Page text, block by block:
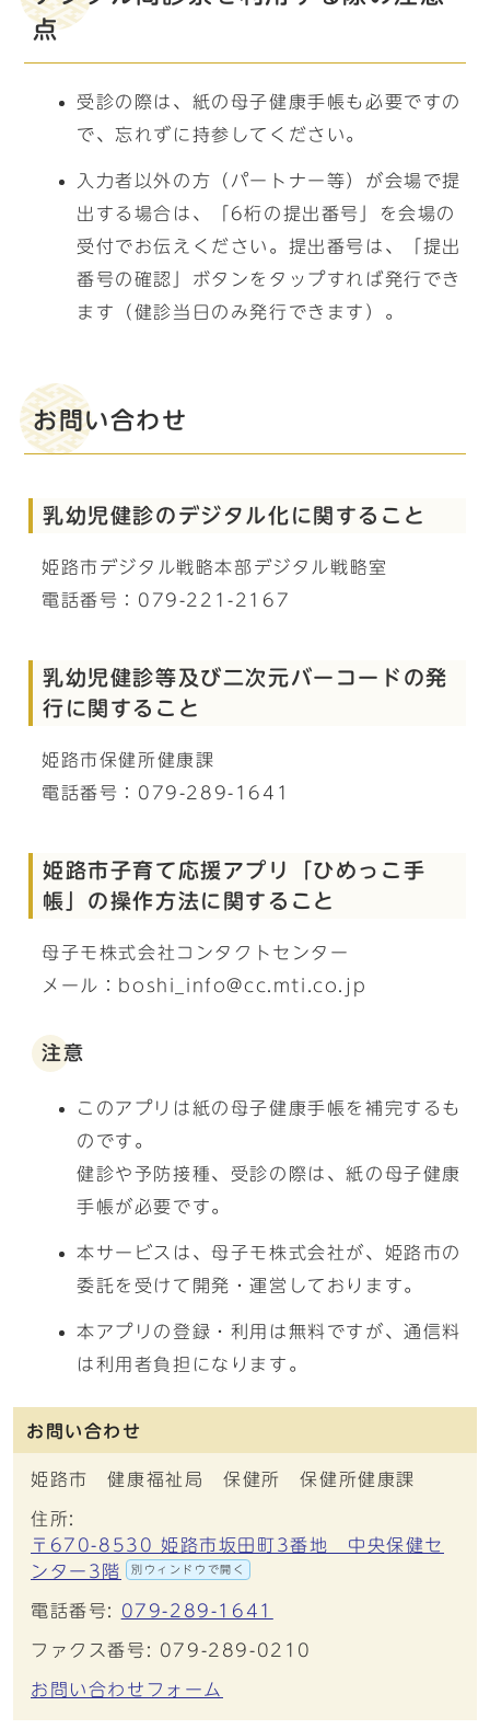
点
受診の際は、紙の母子健康手帳も必要ですの
で、忘れずに持参してください。
入力者以外の方（パートナー等）が会場で提
出する場合は、「6桁の提出番号」を会場の
受付でお伝えください。提出番号は、「提出
番号の確認」ボタンをタップすれば発行でき
ます（健診当日のみ発行できます）。
お問い合わせ
乳幼児健診のデジタル化に関すること
姫路市デジタル戦略本部デジタル戦略室
電話番号：079-221-2167
乳幼児健診等及び二次元バーコードの発
行に関すること
姫路市保健所健康課
電話番号：079-289-1641
姫路市子育て応援アプリ「ひめっこ手
帳」の操作方法に関すること
母子モ株式会社コンタクトセンター
メール：boshi_info@cc.mti.co.jp
注意
このアプリは紙の母子健康手帳を補完するも
のです。
健診や予防接種、受診の際は、紙の母子健康
手帳が必要です。
本サービスは、母子モ株式会社が、姫路市の
委託を受けて開発・運営しております。
本アプリの登録・利用は無料ですが、通信料
は利用者負担になります。
お問い合わせ
姫路市 健康福祉局 保健所 保健所健康課
住所:
〒670-8530 姫路市坂田町3番地 中央保健セ
ンター3階
別ウィンドウで開く
電話番号: 079-289-1641
ファクス番号: 079-289-0210
お問い合わせフォーム